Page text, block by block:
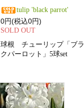
tulip 'black parrot'
0円(税込0円)
SOLD OUT
球根 チューリップ「ブ
クパーロット」5球set